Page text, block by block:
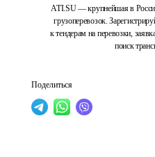
ATI.SU — крупнейшая в
грузоперевозок.
к тендерам на перевозки,
поиск
Поделиться